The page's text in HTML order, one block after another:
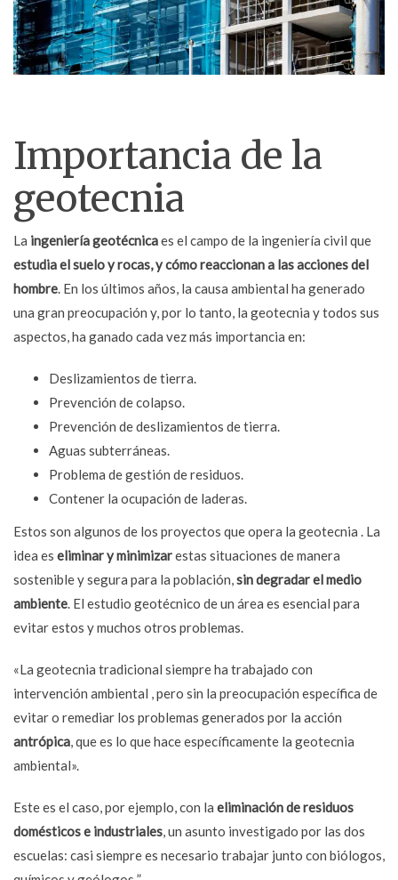
Importancia de la
geotecnia
La ingeniería geotécnicaes el campo de la ingeniería civil que
estudia el suelo y rocas, y cómo reaccionan a las acciones del
hombre. En los últimos años, la causa ambiental ha generado
una gran preocupación y, por lo tanto, la geotecnia y todos sus
aspectos, ha ganado cada vez más importancia en:
Deslizamientos de tierra.
Prevención de colapso.
Prevención de deslizamientos de tierra.
Aguas subterráneas.
Problema de gestión de residuos.
Contener la ocupación de laderas.
Estos son algunos de los proyectos que opera la geotecnia . La
idea es eliminar y minimizarestas situaciones de manera
sostenible y segura para la población,sin degradar el medio
ambiente. El estudio geotécnico de un área es esencial para
evitar estos y muchos otros problemas.
«La geotecnia tradicional siempre ha trabajado con
intervención ambiental , pero sin la preocupación específica de
evitar o remediar los problemas generados por la acción
antrópica, que es lo que hace específicamente la geotecnia
ambiental».
Este es el caso, por ejemplo, con la eliminación de residuos
domésticos e industriales, un asunto investigado por las dos
escuelas: casi siempre es necesario trabajar junto con biólogos,